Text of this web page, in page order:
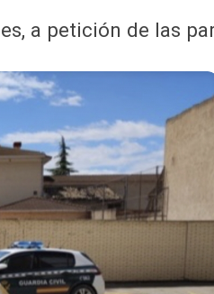
a petición de las